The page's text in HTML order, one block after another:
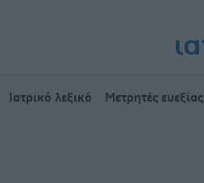
Ιατρικό λεξικό Μετρητές ευεξίας